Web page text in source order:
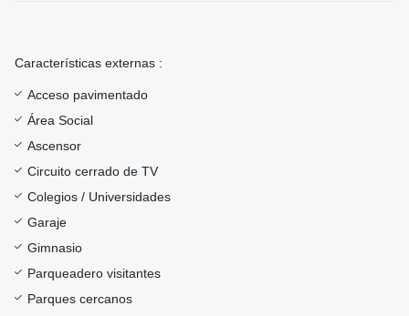
Características externas :
Acceso pavimentado
Área Social
Ascensor
Circuito cerrado de TV
Colegios / Universidades
Garaje
Gimnasio
Parqueadero visitantes
Parques cercanos